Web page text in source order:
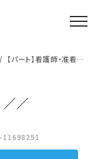
【パート】看護師・准看護
／／
11698251